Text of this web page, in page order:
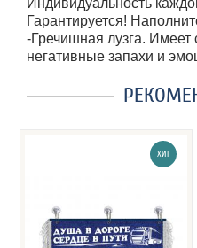
Гарантируется!
-Гречишная лузга. Имеет
негативные запахи и
ХИТ